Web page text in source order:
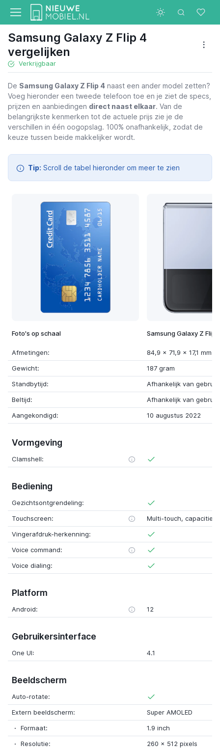
Samsung Galaxy Z Flip 4
vergelijken
Verkrijgbaar
Samsung Galaxy Z Flip 4
De Samsung Galaxy Z Flip 4 naast een ander model zetten?
Voeg hieronder een tweede telefoon toe en je ziet de specs,
prijzen en aanbiedingen direct naast elkaar. Van de
belangrijkste kenmerken tot de actuele prijs zie je de
verschillen in één oogopslag. 100% onafhankelijk, zodat de
keuze tussen beide makkelijker wordt.
Tip: Scroll de tabel hieronder om meer te zien
Foto's op schaal Samsung Galaxy Z Flip
Afmetingen:
84,9 x 71,9 x 17,1 mm
Gewicht:
187 gram
Standbytijd:
Afhankelijk van gebruik
Beltijd:
Afhankelijk van gebruik
Aangekondigd:
10 augustus 2022
Vormgeving
Clamshell:
Bediening
Gezichtsontgrendeling:
Touchscreen:
Multi-touch, capacitief
Vingerafdruk-herkenning:
Voice command:
Voice dialing:
Platform
Android: 12
Gebruikersinterface
One UI: 4.1
Beeldscherm
Auto-rotate:
Extern beeldscherm:
Super AMOLED
Formaat:
1.9 inch
Resolutie:
260 x 512 pixels